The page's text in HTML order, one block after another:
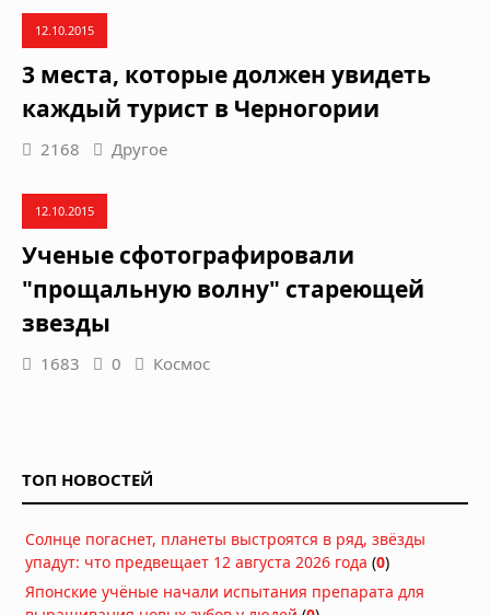
12.10.2015
3 места, которые должен увидеть
каждый турист в Черногории
2168 Другое
12.10.2015
Ученые сфотографировали
"прощальную волну" стареющей
звезды
1683 0 Космос
ТОП НОВОСТЕЙ
Солнце погаснет, планеты выстроятся в ряд, звёзды
упадут: что предвещает 12 августа 2026 года (0)
Японские учёные начали испытания препарата для